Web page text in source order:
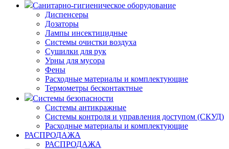
Санитарно-гигиеническое оборудование
Диспенсеры
Дозаторы
Лампы инсектицидные
Системы очистки воздуха
Сушилки для рук
Урны для мусора
Фены
Расходные материалы и комплектующие
Термометры бесконтактные
Системы безопасности
Системы антикражные
Системы контроля и управления доступом (СКУД)
Расходные материалы и комплектующие
РАСПРОДАЖА
РАСПРОДАЖА